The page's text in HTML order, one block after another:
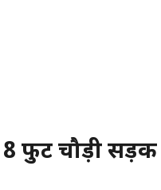
फुट चौड़ी सड़कें